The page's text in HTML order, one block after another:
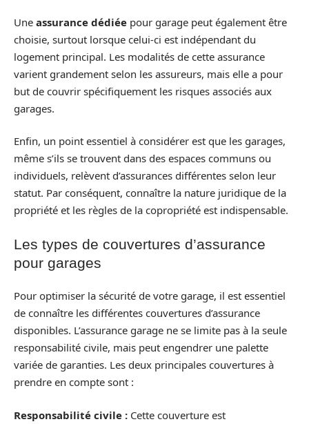
Une assurance dédiée pour garage peut également être
choisie, surtout lorsque celui-ci est indépendant du
logement principal. Les modalités de cette assurance
varient grandement selon les assureurs, mais elle a pour
but de couvrir spécifiquement les risques associés aux
garages.
Enfin, un point essentiel à considérer est que les garages,
même s’ils se trouvent dans des espaces communs ou
individuels, relèvent d’assurances différentes selon leur
statut. Par conséquent, connaître la nature juridique de la
propriété et les règles de la copropriété est indispensable.
Les types de couvertures d’assurance
pour garages
Pour optimiser la sécurité de votre garage, il est essentiel
de connaître les différentes couvertures d’assurance
disponibles. L’assurance garage ne se limite pas à la seule
responsabilité civile, mais peut engendrer une palette
variée de garanties. Les deux principales couvertures à
prendre en compte sont :
Responsabilité civile : Cette couverture est